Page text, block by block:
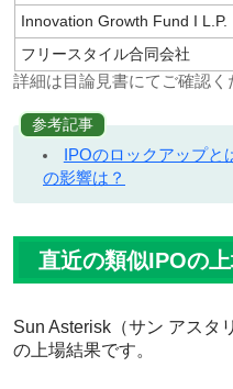
Innovation Growth Fund I L.P.
フリースタイル合同会社
詳細は目論見書にてご確認く
参考記事
IPOのロックアップと
の影響は？
直近の類似IPOの
Sun Asterisk（サン アスタ
の上場結果です。